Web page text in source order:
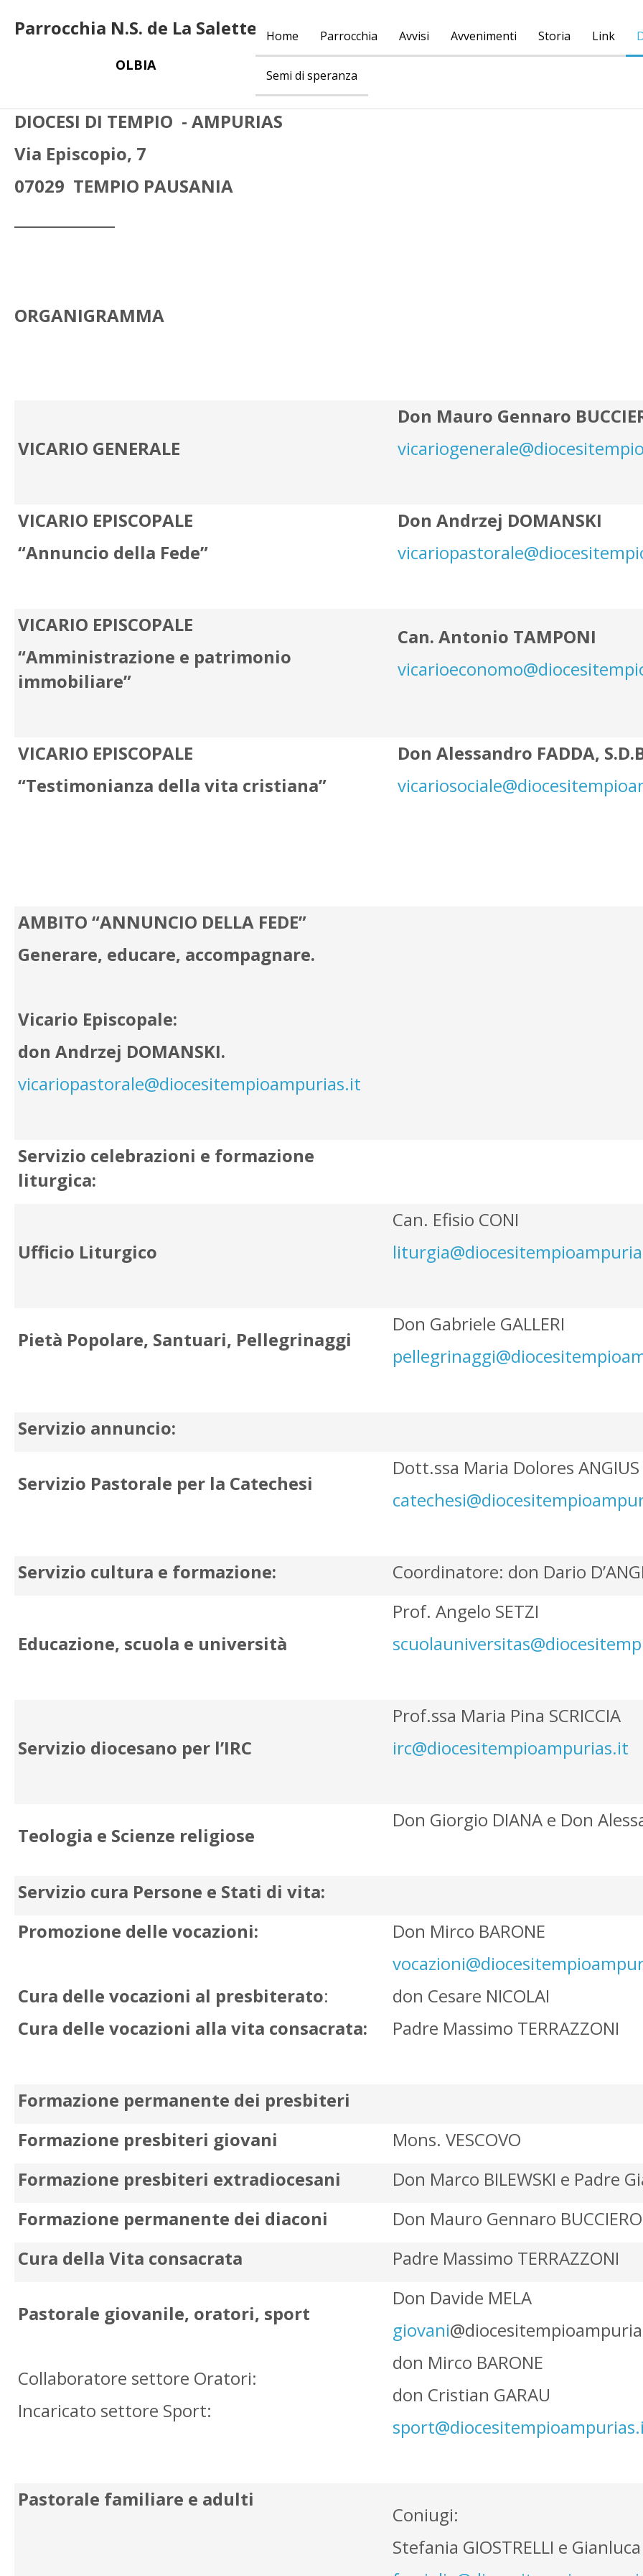
Parrocchia N.S. de La Salette
OLBIA
Home Parrocchia Avvisi Avvenimenti Storia Link
Semi di speranza
DIOCESI DI TEMPIO - AMPURIAS
Via Episcopio, 7
07029 TEMPIO PAUSANIA
ORGANIGRAMMA
VICARIO GENERALE
Don Mauro Gennaro
VICARIO EPISCOPALE
“Annuncio della Fede”
Don Andrzej DOMANSKI
VICARIO EPISCOPALE
“Amministrazione e patrimonio
immobiliare”
Can. Antonio TAMPONI
VICARIO EPISCOPALE
“Testimonianza della vita cristiana”
Don Alessandro FADDA,
AMBITO “ANNUNCIO DELLA FEDE”
Generare, educare, accompagnare.
Vicario Episcopale:
don Andrzej DOMANSKI.
vicariopastorale@diocesitempioampurias.it
Servizio celebrazioni e formazione
liturgica:
Ufficio Liturgico
Can. Efisio CONI
Pietà Popolare, Santuari, Pellegrinaggi
Don Gabriele GALLERI
Servizio annuncio:
Servizio Pastorale per la Catechesi
Dott.ssa Maria Dolores ANGIUS
Servizio cultura e formazione: Coordinatore: don Dario
Educazione, scuola e università
Prof. Angelo SETZI
Servizio diocesano per l’IRC
Prof.ssa Maria Pina SCRICCIA
irc@diocesitempioampurias.it
Teologia e Scienze religiose
Don Giorgio DIANA e Don
Servizio cura Persone e Stati di vita:
Promozione delle vocazioni:
Cura delle vocazioni al presbiterato:
Cura delle vocazioni alla vita consacrata:
Don Mirco BARONE
don Cesare NICOLAI
Padre Massimo TERRAZZONI
Formazione permanente dei presbiteri
Formazione presbiteri giovani
Mons. VESCOVO
Formazione presbiteri extradiocesani
Don Marco BILEWSKI e Padre
Formazione permanente dei diaconi
Don Mauro Gennaro BUCCIERO
Cura della Vita consacrata
Padre Massimo TERRAZZONI
Pastorale giovanile, oratori, sport
Collaboratore settore Oratori:
Incaricato settore Sport:
Don Davide MELA
giovani
don Mirco BARONE
don Cristian GARAU
Pastorale familiare e adulti
Coniugi:
Stefania GIOSTRELLI e